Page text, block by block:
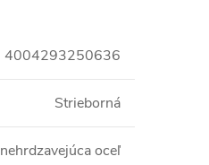
4004293250636
Strieborná
nehrdzavejúca oceľ